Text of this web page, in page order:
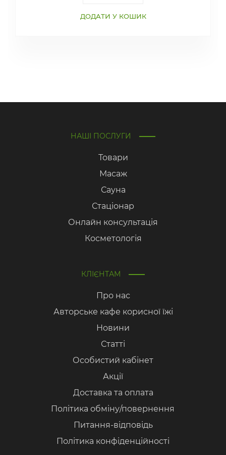
ДОДАТИ У КОШИК
НАШІ ПОСЛУГИ
Товари
Масаж
Сауна
Стаціонар
Онлайн консультація
Косметологія
КЛІЄНТАМ
Про нас
Авторське кафе корисної їжі
Новини
Статті
Особистий кабінет
Акції
Доставка та оплата
Політика обміну/повернення
Питання-відповідь
Політика конфіденційності